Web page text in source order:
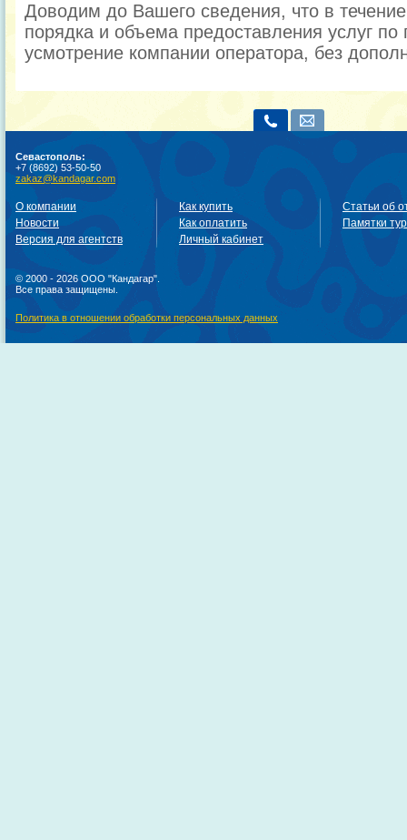
Доводим до Вашего сведения, что в
порядка и объема предоставления услуг по
усмотрение компании оператора, без
Севастополь:
+7 (8692) 53-50-50
zakaz@kandagar.com
О компании
Новости
Версия для агентств
Как купить
Как оплатить
Личный кабинет
Статьи об
Памятки
© 2000 - 2026 ООО "Кандагар".
Все права защищены.
Политика в отношении обработки персональных данных